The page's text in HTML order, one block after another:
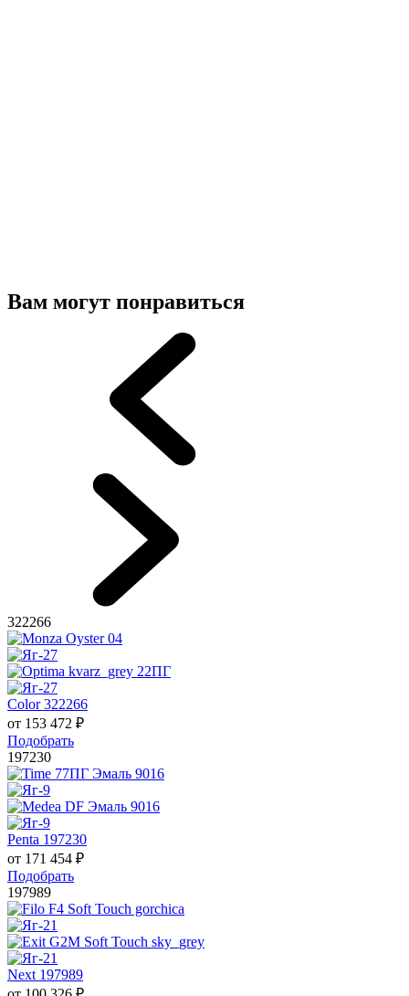
Вам могут понравиться
322266
Color 322266
от 153 472 ₽
Подобрать
197230
Penta 197230
от 171 454 ₽
Подобрать
197989
Next 197989